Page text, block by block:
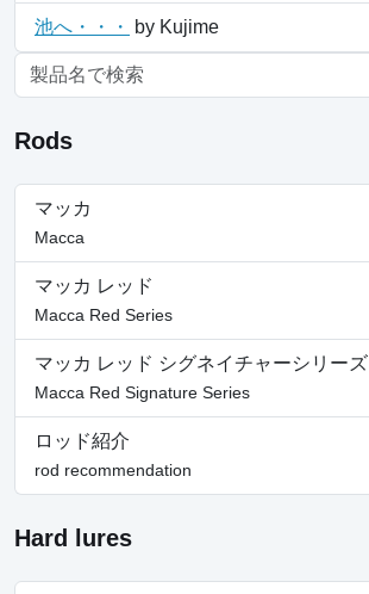
池へ・・・ by Kujime
Rods
マッカ
Macca
マッカ レッド
Macca Red Series
マッカ レッド シグネイチャーシリーズ
Macca Red Signature Series
ロッド紹介
rod recommendation
Hard lures